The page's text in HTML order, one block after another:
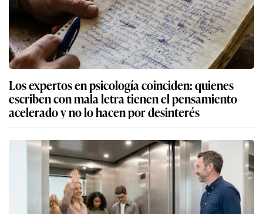
Los expertos en psicología coinciden: quienes
escriben con mala letra tienen el pensamiento
acelerado y no lo hacen por desinterés